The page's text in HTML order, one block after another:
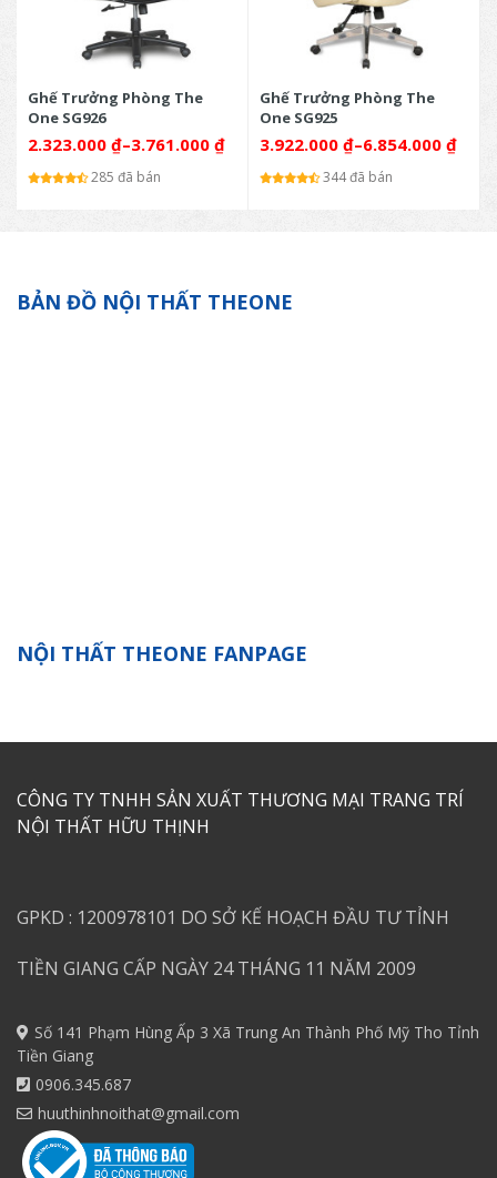
Ghế Trưởng Phòng The
One SG926
2.323.000 ₫–3.761.000 ₫
285 đã bán
Ghế Trưởng Phòng The
One SG925
3.922.000 ₫–6.854.000 ₫
344 đã bán
BẢN ĐỒ NỘI THẤT THEONE
NỘI THẤT THEONE FANPAGE
CÔNG TY TNHH SẢN XUẤT THƯƠNG MẠI TRANG TRÍ
NỘI THẤT HỮU THỊNH
GPKD : 1200978101 DO SỞ KẾ HOẠCH ĐẦU TƯ TỈNH
TIỀN GIANG CẤP NGÀY 24 THÁNG 11 NĂM 2009
Số 141 Phạm Hùng Ấp 3 Xã Trung An Thành Phố Mỹ Tho Tỉnh
Tiền Giang
0906.345.687
huuthinhnoithat@gmail.com